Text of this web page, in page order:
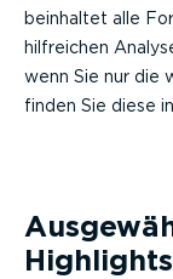
beinhaltet alle
hilfreichen
wenn Sie nur die
finden Sie diese